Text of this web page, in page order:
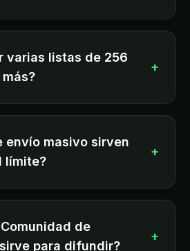
varias listas de 256
+
envío masivo sirven
límite?
+
de
para difundir?
+